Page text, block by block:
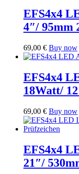
EFS4x4
4″/ 95mm
69,00 € Buy now
EFS4x4
18Watt/
69,00 € Buy now
EFS4x4
21″/